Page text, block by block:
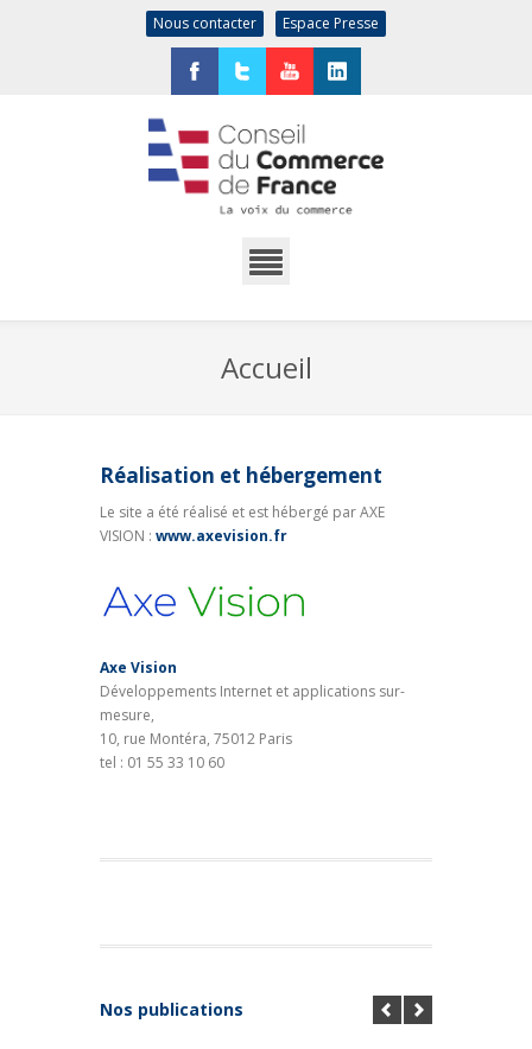
Nous contacter Espace Presse
Accueil
Réalisation et hébergement
Le site a été réalisé et est hébergé par AXE
VISION : www.axevision.fr
Axe Vision
Développements Internet et applications sur-
mesure,
10, rue Montéra, 75012 Paris
tel : 01 55 33 10 60
Nos publications